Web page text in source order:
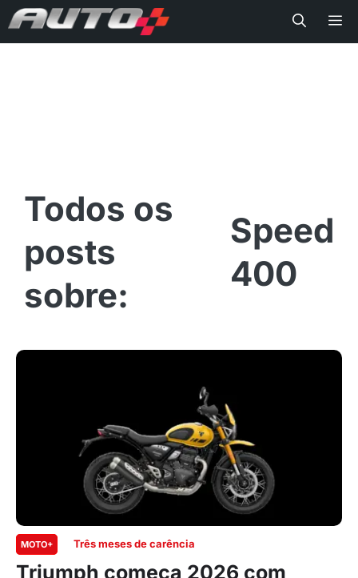
Speed
400
MOTO+ Três meses de carência
Triumph começa 2026 com